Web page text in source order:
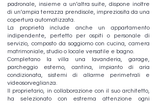
padronale, insieme a un’altra suite, dispone inoltre
di un’ampia terrazza prendisole, impreziosita da una
copertura automatizzata.
La proprietà include anche un appartamento
indipendente, perfetto per ospiti o personale di
servizio, composto da soggiorno con cucina, camera
matrimoniale, studio o locale versatile e bagno.
Completano la villa una lavanderia, garage,
parcheggio esterno, cantina, impianto di aria
condizionata, sistemi di allarme perimetrali e
videosorveglianza.
Il proprietario, in collaborazione con il suo architetto,
ha selezionato con estrema attenzione ogni